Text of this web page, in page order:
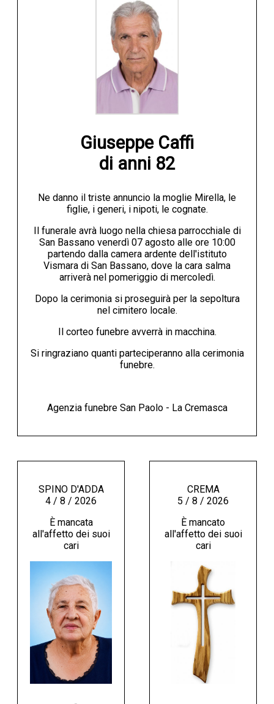
Giuseppe Caffi
di anni 82
Ne danno il triste annuncio la moglie Mirella, le
figlie, i generi, i nipoti, le cognate.
Il funerale avrà luogo nella chiesa parrocchiale di
San Bassano venerdì 07 agosto alle ore 10:00
partendo dalla camera ardente dell'istituto
Vismara di San Bassano, dove la cara salma
arriverà nel pomeriggio di mercoledì.
Dopo la cerimonia si proseguirà per la sepoltura
nel cimitero locale.
Il corteo funebre avverrà in macchina.
Si ringraziano quanti parteciperanno alla cerimonia
funebre.
Agenzia funebre San Paolo - La Cremasca
SPINO D'ADDA
4 / 8 / 2026
È mancata
all'affetto dei suoi
cari
CREMA
5 / 8 / 2026
È mancato
all'affetto dei suoi
cari